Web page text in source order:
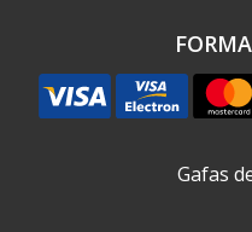
Gafas